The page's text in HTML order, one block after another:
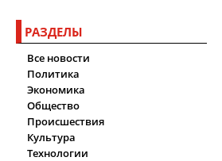
РАЗДЕЛЫ
Все новости
Политика
Экономика
Общество
Происшествия
Культура
Технологии